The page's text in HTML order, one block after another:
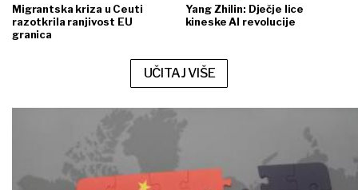
Migrantska kriza u Ceuti
razotkrila ranjivost EU
granica
Yang Zhilin: Dječje lice
kineske AI revolucije
UČITAJ VIŠE